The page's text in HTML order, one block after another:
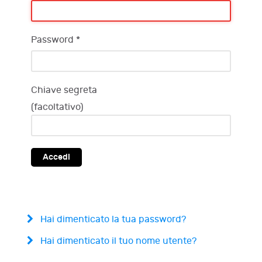
Password *
Chiave segreta
(facoltativo)
Accedi
Hai dimenticato la tua password?
Hai dimenticato il tuo nome utente?